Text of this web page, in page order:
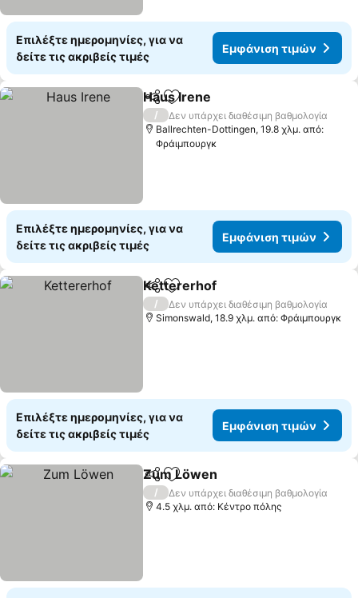
Επιλέξτε ημερομηνίες, για να
δείτε τις ακριβείς τιμές
Εμφάνιση τιμών
Κοινοποίηση
Προσθήκη στα αγαπημένα
Haus Irene
/
Δεν υπάρχει διαθέσιμη βαθμολογία
Ballrechten-Dottingen, 19.8 χλμ. από:
Φράιμπουργκ
Επιλέξτε ημερομηνίες, για να
δείτε τις ακριβείς τιμές
Εμφάνιση τιμών
Κοινοποίηση
Προσθήκη στα αγαπημένα
Kettererhof
/
Δεν υπάρχει διαθέσιμη βαθμολογία
Simonswald, 18.9 χλμ. από: Φράιμπουργκ
Επιλέξτε ημερομηνίες, για να
δείτε τις ακριβείς τιμές
Εμφάνιση τιμών
Κοινοποίηση
Προσθήκη στα αγαπημένα
Zum Löwen
/
Δεν υπάρχει διαθέσιμη βαθμολογία
4.5 χλμ. από: Κέντρο πόλης